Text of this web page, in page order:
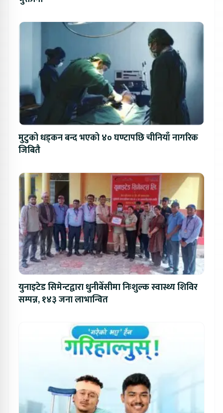
मुटुको धड्कन बन्द भएको ४० घण्टापछि चीनियाँ नागरिक
जिबितै
युनाइटेड सिमेन्टद्वारा धुनीबेँसीमा निःशुल्क स्वास्थ्य शिविर
सम्पन्न, १४३ जना लाभान्वित